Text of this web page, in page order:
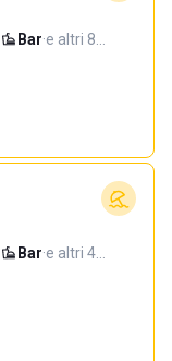
Bar·e altri 8…
Bar·e altri 4…